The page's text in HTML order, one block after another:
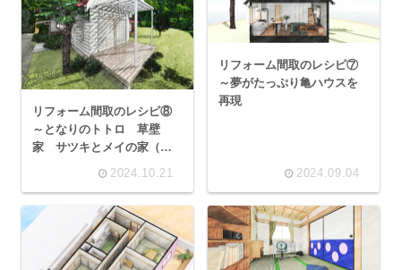
リフォーム間取のレシピ⑧
～となりのトトロ 草壁
家 サツキとメイの家（前
2024.10.21
リフォーム間取のレシピ⑦
～夢がたっぷり亀ハウスを
再現
2024.09.04